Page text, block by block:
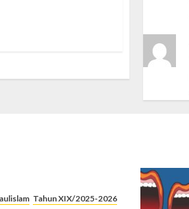
Tahun XIX/2025-2026